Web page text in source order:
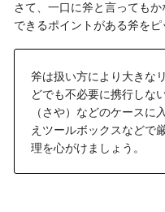
さて、一口に斧と言っても
できるポイントがある斧をピ
斧は扱い方により大きな
どでも不必要に携行しな
（さや）などのケースに
えツールボックスなどで
理を心がけましょう。